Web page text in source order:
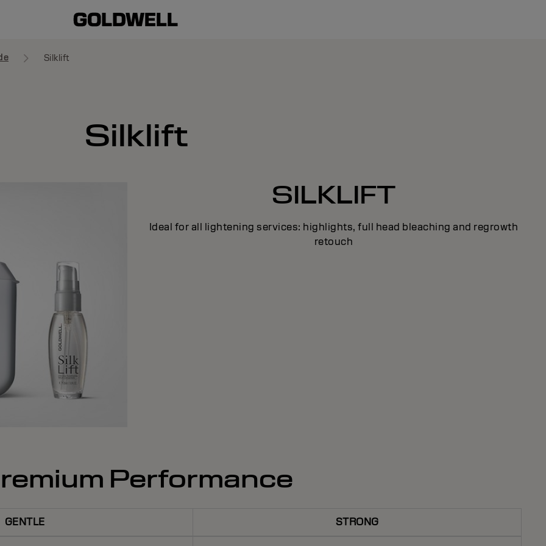
Silklift
Silklift
SILKLIFT
Ideal for all lightening services: highlights, full head bleaching and regrowth
retouch
Performance
GENTLE STRONG